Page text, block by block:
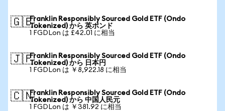
🇬🇧Franklin Responsibly Sourced Gold ETF (Ondo
Tokenized) から 英ポンド
1 FGDLon は £42.01 に相当
🇯🇵Franklin Responsibly Sourced Gold ETF (Ondo
Tokenized) から 日本円
1 FGDLon は ￥8,922.18 に相当
🇨🇳Franklin Responsibly Sourced Gold ETF (Ondo
Tokenized) から 中国人民元
1 FGDLon は ￥381.92 に相当